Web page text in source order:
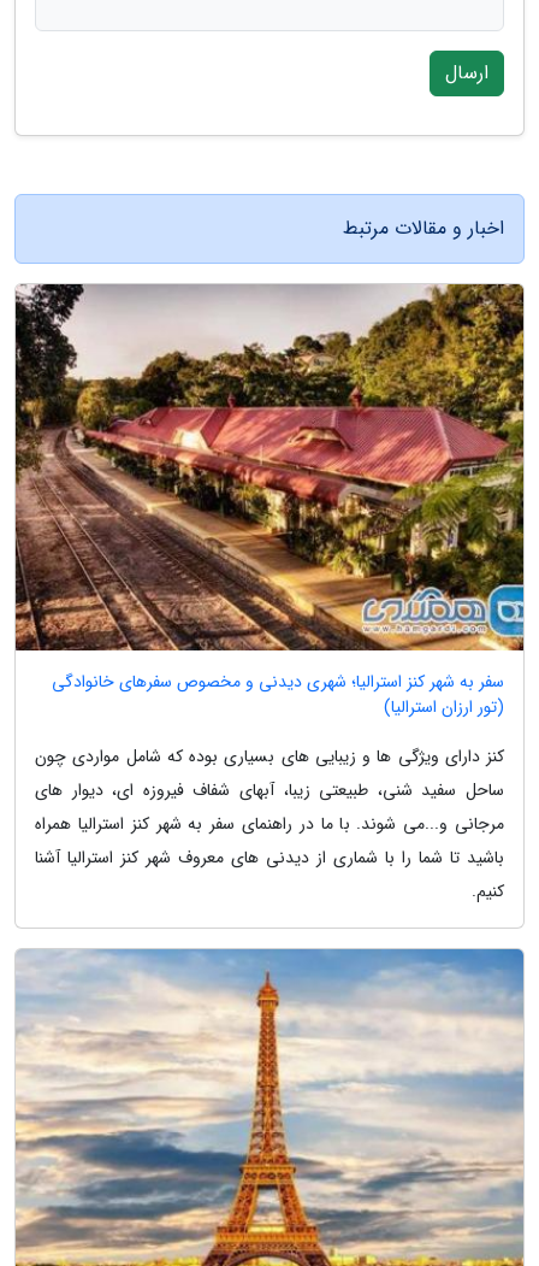
ارسال
اخبار و مقالات مرتبط
سفر به شهر کنز استرالیا؛ شهری دیدنی و مخصوص سفرهای خانوادگی
(تور ارزان استرالیا)
کنز دارای ویژگی ها و زیبایی های بسیاری بوده که شامل مواردی چون
ساحل سفید شنی، طبیعتی زیبا، آبهای شفاف فیروزه ای، دیوار های
مرجانی و...می شوند. با ما در راهنمای سفر به شهر کنز استرالیا همراه
باشید تا شما را با شماری از دیدنی های معروف شهر کنز استرالیا آشنا
کنیم.